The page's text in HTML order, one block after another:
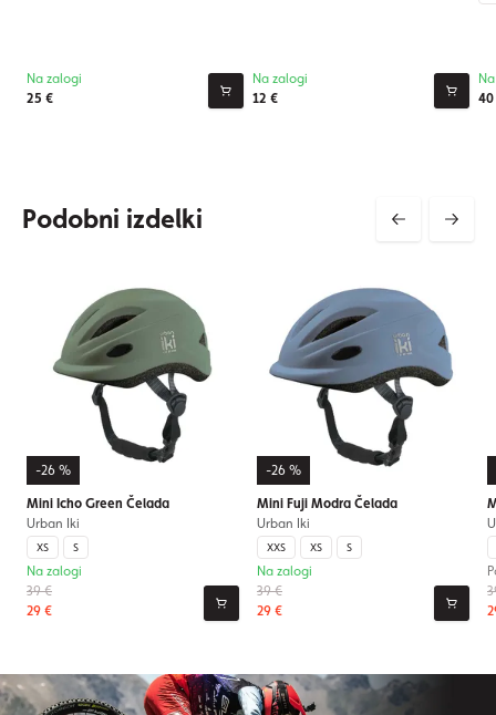
25 €
Na zalogi
12 €
Na zalogi
40
Podobni izdelki
-26 %
Mini Icho Green Čelada
Urban Iki
XS S
39 €
29 €
Na zalogi
-26 %
Mini Fuji Modra Čelada
Urban Iki
XXS XS S
39 €
29 €
Na zalogi